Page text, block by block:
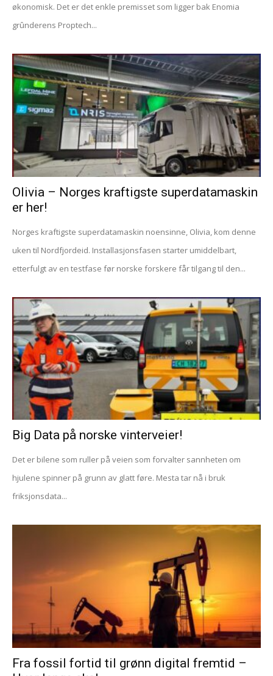
økonomisk. Det er det enkle premisset som ligger bak Enomia
grûnderens Proptech...
Olivia – Norges kraftigste superdatamaskin
er her!
Norges kraftigste superdatamaskin noensinne, Olivia, kom denne
uken til Nordfjordeid. Installasjonsfasen starter umiddelbart,
etterfulgt av en testfase før norske forskere får tilgang til den...
Big Data på norske vinterveier!
Det er bilene som ruller på veien som forvalter sannheten om
hjulene spinner på grunn av glatt føre. Mesta tar nå i bruk
friksjonsdata...
Fra fossil fortid til grønn digital fremtid –